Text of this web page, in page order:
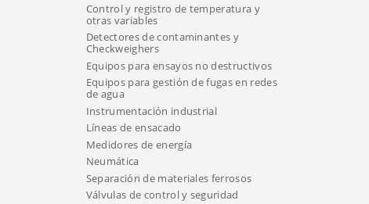
Control y registro de temperatura y
otras variables
Detectores de contaminantes y
Checkweighers
Equipos para ensayos no destructivos
Equipos para gestión de fugas en redes
de agua
Instrumentación industrial
Líneas de ensacado
Medidores de energía
Neumática
Separación de materiales ferrosos
Válvulas de control y seguridad